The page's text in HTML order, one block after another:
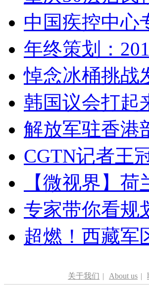
中国疾控中心
年终策划：
悼念冰桶挑战
韩国议会打起
解放军驻香港
CGTN记者王
【微视界】
专家带你看规
超燃！西藏军
关于我们 | About us |